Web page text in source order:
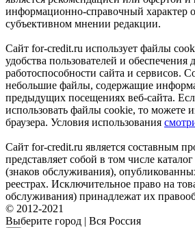
информационно-справочный характер
субъективном мнении редакции.
Сайт for-credit.ru использует файлы
удобства пользователей и обеспечения
работоспособности сайта и сервисов.
небольшие файлы, содержащие
предыдущих посещениях веб-сайта.
использовать файлы cookie, то можете
браузера. Условия использования
Сайт for-credit.ru является составным
представляет собой в том числе
(знаков обслуживания),
реестрах. Исключительное право на
обслуживания) принадлежат их
© 2012-2021
Выберите город | Вся Россия